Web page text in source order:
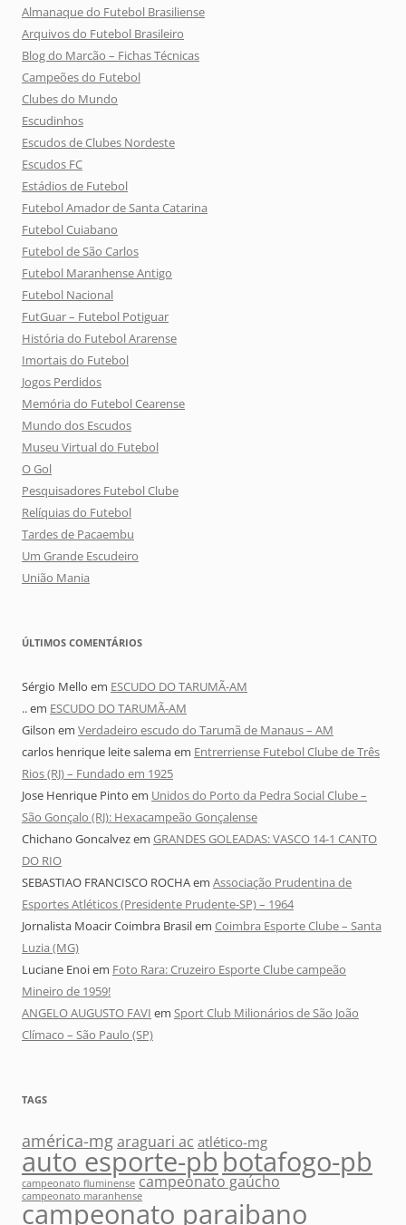
Almanaque do Futebol Brasiliense
Arquivos do Futebol Brasileiro
Blog do Marcão – Fichas Técnicas
Campeões do Futebol
Clubes do Mundo
Escudinhos
Escudos de Clubes Nordeste
Escudos FC
Estádios de Futebol
Futebol Amador de Santa Catarina
Futebol Cuiabano
Futebol de São Carlos
Futebol Maranhense Antigo
Futebol Nacional
FutGuar – Futebol Potiguar
História do Futebol Ararense
Imortais do Futebol
Jogos Perdidos
Memória do Futebol Cearense
Mundo dos Escudos
Museu Virtual do Futebol
O Gol
Pesquisadores Futebol Clube
Relíquias do Futebol
Tardes de Pacaembu
Um Grande Escudeiro
União Mania
ÚLTIMOS COMENTÁRIOS
Sérgio Mello em ESCUDO DO TARUMÃ-AM
..em ESCUDO DO TARUMÃ-AM
Gilson em Verdadeiro escudo do Tarumã de Manaus – AM
carlos henrique leite salemaem Entrerriense Futebol Clube de Três
Rios (RJ) – Fundado em 1925
Jose Henrique Pinto em Unidos do Porto da Pedra Social Clube –
São Gonçalo (RJ): Hexacampeão Gonçalense
Chichano Goncalvezem GRANDES GOLEADAS: VASCO 14-1 CANTO
DO RIO
SEBASTIAO FRANCISCO ROCHAem Associação Prudentina de
Esportes Atléticos (Presidente Prudente-SP) – 1964
Jornalista Moacir Coimbra Brasilem Coimbra Esporte Clube – Santa
Luzia (MG)
Luciane Enoiem Foto Rara: Cruzeiro Esporte Clube campeão
Mineiro de 1959!
ANGELO AUGUSTO FAVI em Sport Club Milionários de São João
Clímaco – São Paulo (SP)
TAGS
américa-mgaraguari ac atlético-mg
auto esporte-pbbotafogo-pb
campeonato fluminense campeonato gaúcho
campeonato maranhense
campeonato paraibano